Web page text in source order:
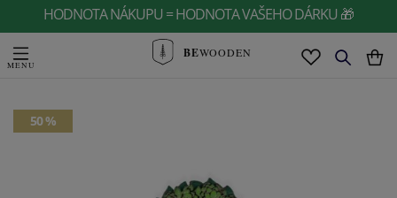
HODNOTA NÁKUPU = HODNOTA VAŠEHO DÁRKU 🎁
BEWOODEN
50 %